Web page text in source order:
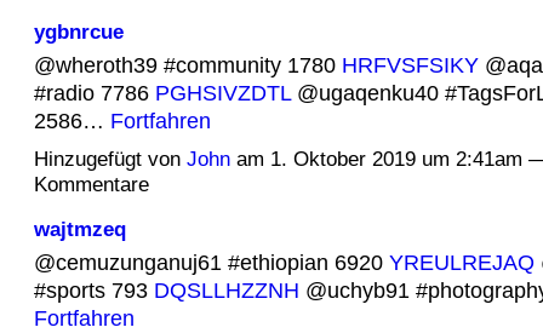
ygbnrcue
@wheroth39 #community 1780 HRFVSFSIKY
#radio 7786 PGHSIVZDTL@ugaqenku40
2586… Fortfahren
Hinzugefügt von Johnam 1. Oktober 2019 um 2:41am
Kommentare
wajtmzeq
@cemuzunganuj61 #ethiopian 6920 YREULREJAQ
#sports 793 DQSLLHZZNH @uchyb91
Fortfahren